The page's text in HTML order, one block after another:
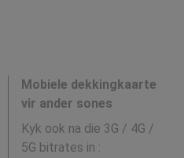
Mobiele dekkingkaarte
vir ander sones
Kyk ook na die 3G / 4G /
5G bitrates in :